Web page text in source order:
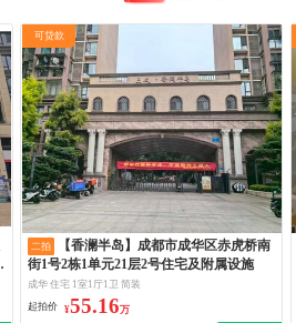
可贷款
二拍
街1号2栋1单元21层2号住宅及附属设施
成华 住宅 1室1厅1卫 简装
起拍价 ¥55.16万